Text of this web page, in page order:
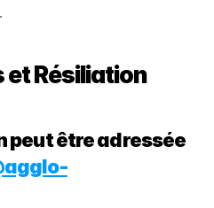
et Résiliation
peut être adressée